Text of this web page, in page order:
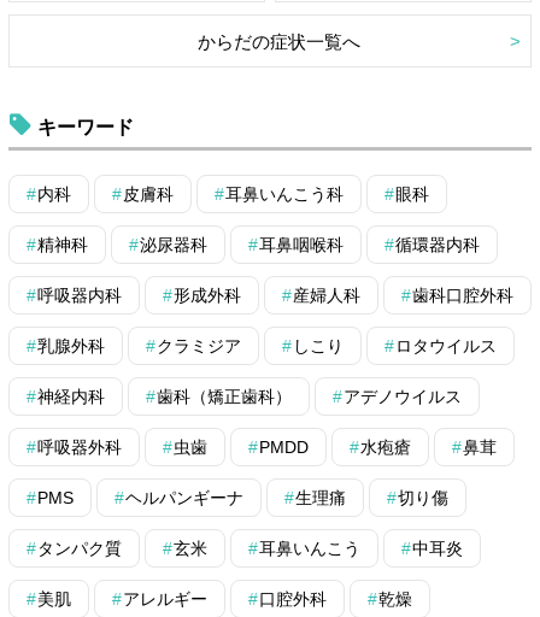
からだの症状一覧へ
キーワード
内科 皮膚科 耳鼻いんこう科 眼科
精神科 泌尿器科 耳鼻咽喉科 循環器内科
呼吸器内科 形成外科 産婦人科 歯科口腔外科
乳腺外科 クラミジア しこり ロタウイルス
神経内科 歯科（矯正歯科） アデノウイルス
呼吸器外科 虫歯 PMDD 水疱瘡 鼻茸
PMS ヘルパンギーナ 生理痛 切り傷
タンパク質 玄米 耳鼻いんこう 中耳炎
美肌 アレルギー 口腔外科 乾燥